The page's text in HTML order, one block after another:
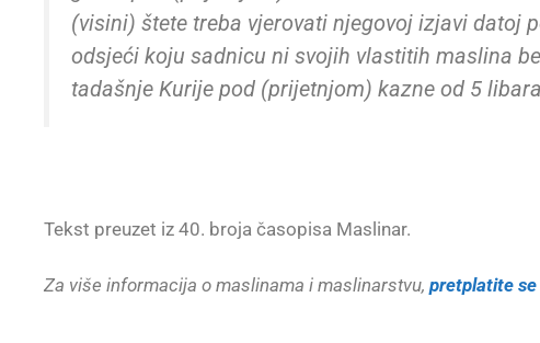
(visini) štete treba vjerovati njegovoj izjavi datoj
odsjeći koju sadnicu ni svojih vlastitih maslina
tadašnje Kurije pod (prijetnjom) kazne od 5
Tekst preuzet iz 40. broja časopisa Maslinar.
Za više informacija o maslinama i maslinarstvu, pretplatite se